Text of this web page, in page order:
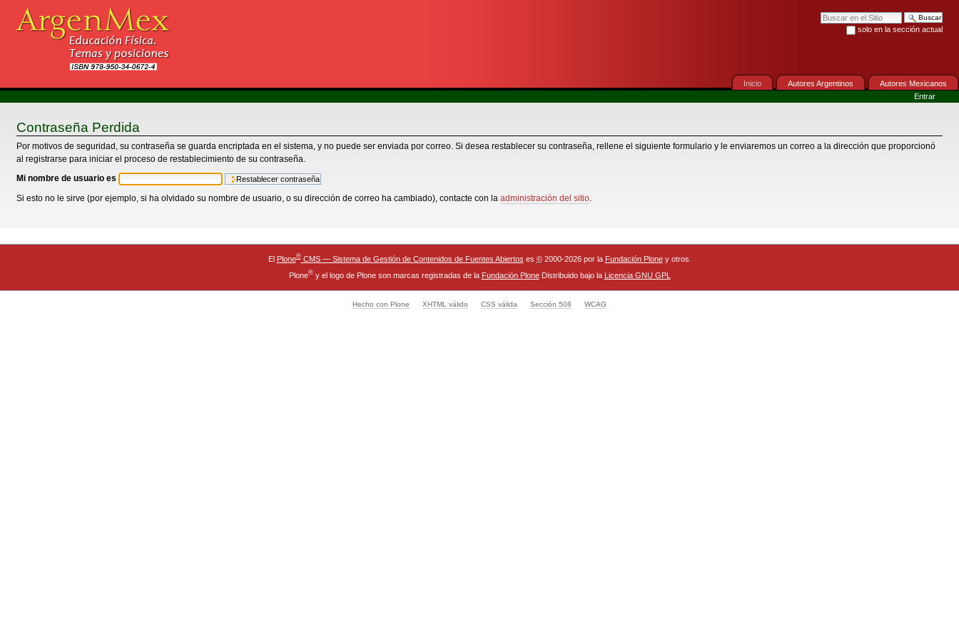
contenido.
Buscar
solo en la sección actual
Inicio Autores Argentinos
Autores Mexicanos
Personales
Entrar
Contraseña Perdida
Por motivos de seguridad, su contraseña se guarda encriptada en el sistema, y no puede ser enviada por correo. Si desea restablecer su contraseña, rellene el siguiente formulario y le enviaremos un correo a la dirección que proporcionó
al registrarse para iniciar el proceso de restablecimiento de su contraseña.
Mi nombre de usuario es
Si esto no le sirve (por ejemplo, si ha olvidado su nombre de usuario, o su dirección de correo ha cambiado), contacte con laadministración del sitio.
El Plone®CMS — Sistema de Gestión de Contenidos de Fuentes Abiertos es ©2000-2026 por la Fundación Ploney otros.
Plone®y el logo de Plone son marcas registradas de la Fundación PloneDistribuido bajo la Licencia GNU GPL
Hecho con Plone XHTML válido CSS válida Sección 508 WCAG